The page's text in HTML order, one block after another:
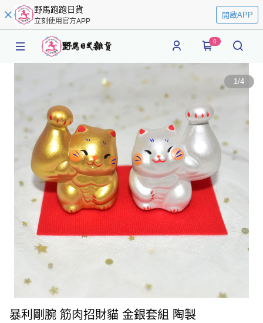
野馬跑跑日貨
立刻使用官方APP
開啟APP
0
1/4
暴利剛腕 筋肉招財貓 金銀套組 陶製